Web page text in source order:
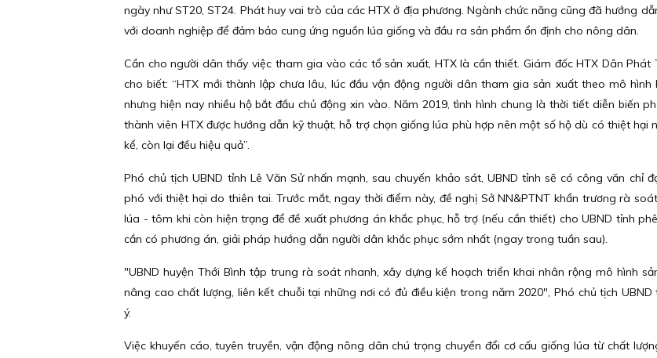
ngày như ST20, ST24. Phát huy vai trò của các HTX ở địa phương. Ngành chức năng cũng đã hướng
với doanh nghiệp để đảm bảo cung ứng nguồn lúa giống và đầu ra sản phẩm ổn định cho nông dân.
Cần cho người dân thấy việc tham gia vào các tổ sản xuất, HTX là cần thiết. Giám đốc HTX Dân Phát
cho biết: “HTX mới thành lập chưa lâu, lúc đầu vận động người dân tham gia sản xuất theo mô hình
nhưng hiện nay nhiều hộ bắt đầu chủ động xin vào. Năm 2019, tình hình chung là thời tiết diễn biến
thành viên HTX được hướng dẫn kỹ thuật, hỗ trợ chọn giống lúa phù hợp nên một số hộ dù có thiệt hại
kể, còn lại đều hiệu quả”.
Phó chủ tịch UBND tỉnh Lê Văn Sử nhấn mạnh, sau chuyến khảo sát, UBND tỉnh sẽ có công văn chỉ
phó với thiệt hại do thiên tai. Trước mắt, ngay thời điểm này, đề nghị Sở NN&PTNT khẩn trương rà
lúa - tôm khi còn hiện trạng để đề xuất phương án khắc phục, hỗ trợ (nếu cần thiết) cho UBND tỉnh
cần có phương án, giải pháp hướng dẫn người dân khắc phục sớm nhất (ngay trong tuần sau).
"UBND huyện Thới Bình tập trung rà soát nhanh, xây dựng kế hoạch triển khai nhân rộng mô hình
nâng cao chất lượng, liên kết chuỗi tại những nơi có đủ điều kiện trong năm 2020", Phó chủ tịch UBND
ý.
Việc khuyến cáo, tuyên truyền, vận động nông dân chú trọng chuyển đổi cơ cấu giống lúa từ chất